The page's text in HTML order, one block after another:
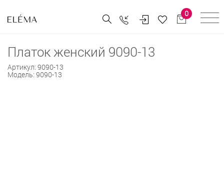
0
Платок женский 9090-13
Артикул: 9090-13
Модель: 9090-13